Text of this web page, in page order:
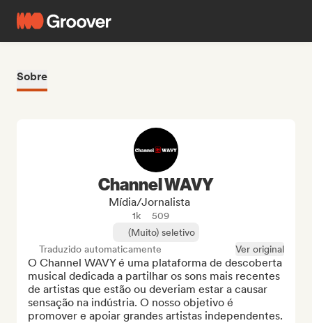
Sobre
Channel WAVY
Mídia/Jornalista
1k
509
(Muito) seletivo
Traduzido automaticamente
Ver original
O Channel WAVY é uma plataforma de descoberta
musical dedicada a partilhar os sons mais recentes
de artistas que estão ou deveriam estar a causar
sensação na indústria. O nosso objetivo é
promover e apoiar grandes artistas independentes.